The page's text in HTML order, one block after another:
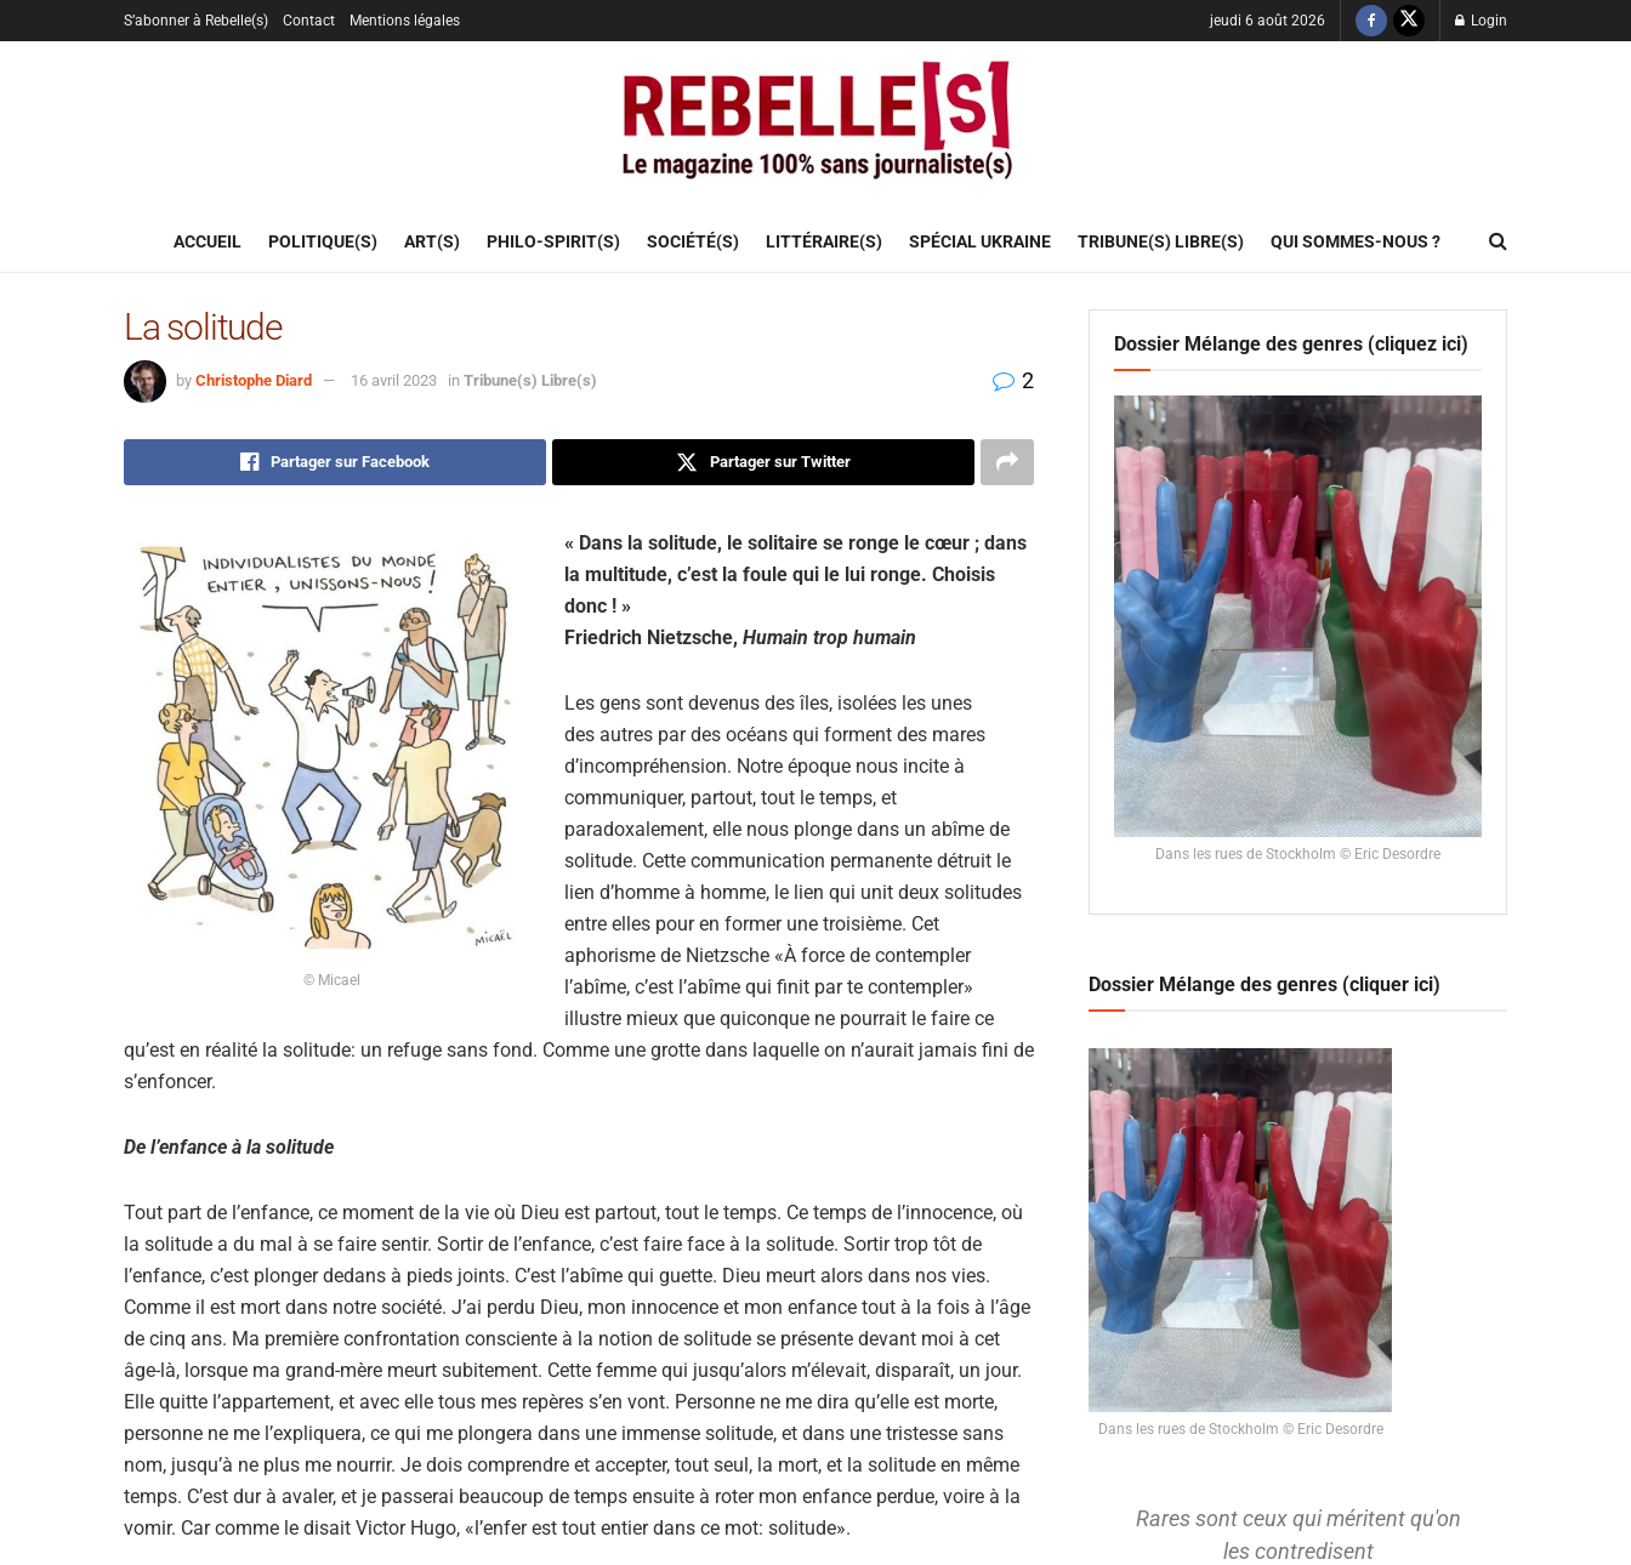
S’abonner à Rebelle(s) Contact Mentions légales jeudi 6 août 2026 Login
ACCUEIL POLITIQUE(S) ART(S) PHILO-SPIRIT(S) SOCIÉTÉ(S) LITTÉRAIRE(S) SPÉCIAL UKRAINE TRIBUNE(S) LIBRE(S) QUI SOMMES-NOUS ?
La solitude
by Christophe Diard 16 avril 2023 in Tribune(s) Libre(s) 2
Partager sur Facebook Partager sur Twitter
© Micael
« Dans la solitude, le solitaire se ronge le cœur ; dans
la multitude, c’est la foule qui le lui ronge. Choisis
donc ! »
Friedrich Nietzsche, Humain trop humain
Les gens sont devenus des îles, isolées les unes
des autres par des océans qui forment des mares
d’incompréhension. Notre époque nous incite à
communiquer, partout, tout le temps, et
paradoxalement, elle nous plonge dans un abîme de
solitude. Cette communication permanente détruit le
lien d’homme à homme, le lien qui unit deux solitudes
entre elles pour en former une troisième. Cet
aphorisme de Nietzsche «À force de contempler
l’abîme, c’est l’abîme qui finit par te contempler»
illustre mieux que quiconque ne pourrait le faire ce
qu’est en réalité la solitude: un refuge sans fond. Comme une grotte dans laquelle on n’aurait jamais fini de
s’enfoncer.
De l’enfance à la solitude
Tout part de l’enfance, ce moment de la vie où Dieu est partout, tout le temps. Ce temps de l’innocence, où
la solitude a du mal à se faire sentir. Sortir de l’enfance, c’est faire face à la solitude. Sortir trop tôt de
l’enfance, c’est plonger dedans à pieds joints. C’est l’abîme qui guette. Dieu meurt alors dans nos vies.
Comme il est mort dans notre société. J’ai perdu Dieu, mon innocence et mon enfance tout à la fois à l’âge
de cinq ans. Ma première confrontation consciente à la notion de solitude se présente devant moi à cet
âge-là, lorsque ma grand-mère meurt subitement. Cette femme qui jusqu’alors m’élevait, disparaît, un jour.
Elle quitte l’appartement, et avec elle tous mes repères s’en vont. Personne ne me dira qu’elle est morte,
personne ne me l’expliquera, ce qui me plongera dans une immense solitude, et dans une tristesse sans
nom, jusqu’à ne plus me nourrir. Je dois comprendre et accepter, tout seul, la mort, et la solitude en même
temps. C’est dur à avaler, et je passerai beaucoup de temps ensuite à roter mon enfance perdue, voire à la
vomir. Car comme le disait Victor Hugo, «l’enfer est tout entier dans ce mot: solitude».
Dossier Mélange des genres (cliquez ici)
Dans les rues de Stockholm © Eric Desordre
Dossier Mélange des genres (cliquer ici)
Dans les rues de Stockholm © Eric Desordre
Si tu veux arrêter de faire ce que tu
Rares sont ceux qui méritent qu'on
les contredisent